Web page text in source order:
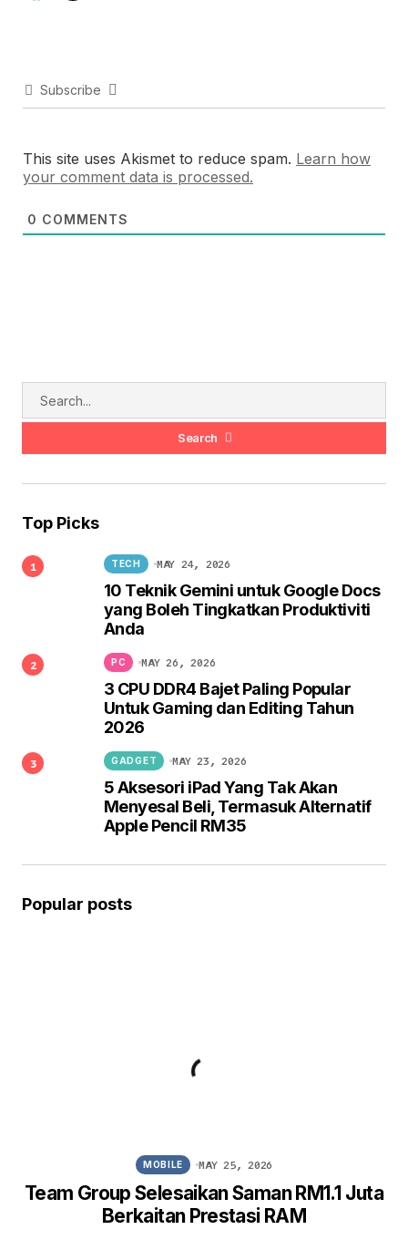
Subscribe
This site uses Akismet to reduce spam. Learn how
your comment data is processed.
0 COMMENTS
Search
Top Picks
10 Teknik Gemini untuk Google Docs
yang Boleh Tingkatkan Produktiviti
Anda
TECH MAY 24, 2026
3 CPU DDR4 Bajet Paling Popular
Untuk Gaming dan Editing Tahun
2026
PC MAY 26, 2026
5 Aksesori iPad Yang Tak Akan
Menyesal Beli, Termasuk Alternatif
Apple Pencil RM35
GADGET MAY 23, 2026
Popular posts
Team Group Selesaikan Saman RM1.1 Juta
Berkaitan Prestasi RAM
MOBILE MAY 25, 2026